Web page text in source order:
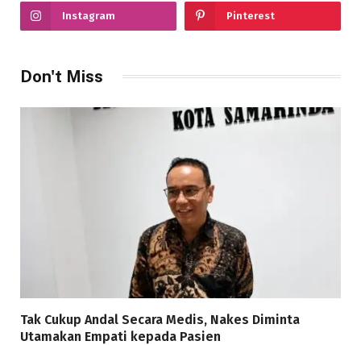
Instagram Pinterest
Don't Miss
Tak Cukup Andal Secara Medis, Nakes Diminta
Utamakan Empati kepada Pasien